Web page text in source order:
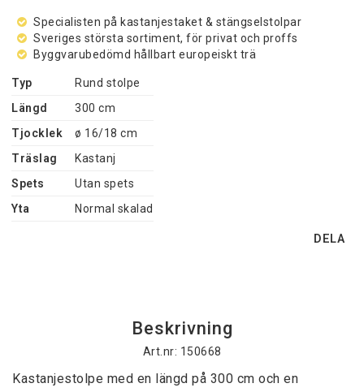
Specialisten på kastanjestaket & stängselstolpar
Sveriges största sortiment, för privat och proffs
Byggvarubedömd hållbart europeiskt trä
Typ
Rund stolpe
Längd
300 cm
Tjocklek
ø 16/18 cm
Träslag
Kastanj
Spets
Utan spets
Yta
Normal skalad
DELA
Beskrivning
Art.nr: 150668
Kastanjestolpe med en längd på 300 cm och en